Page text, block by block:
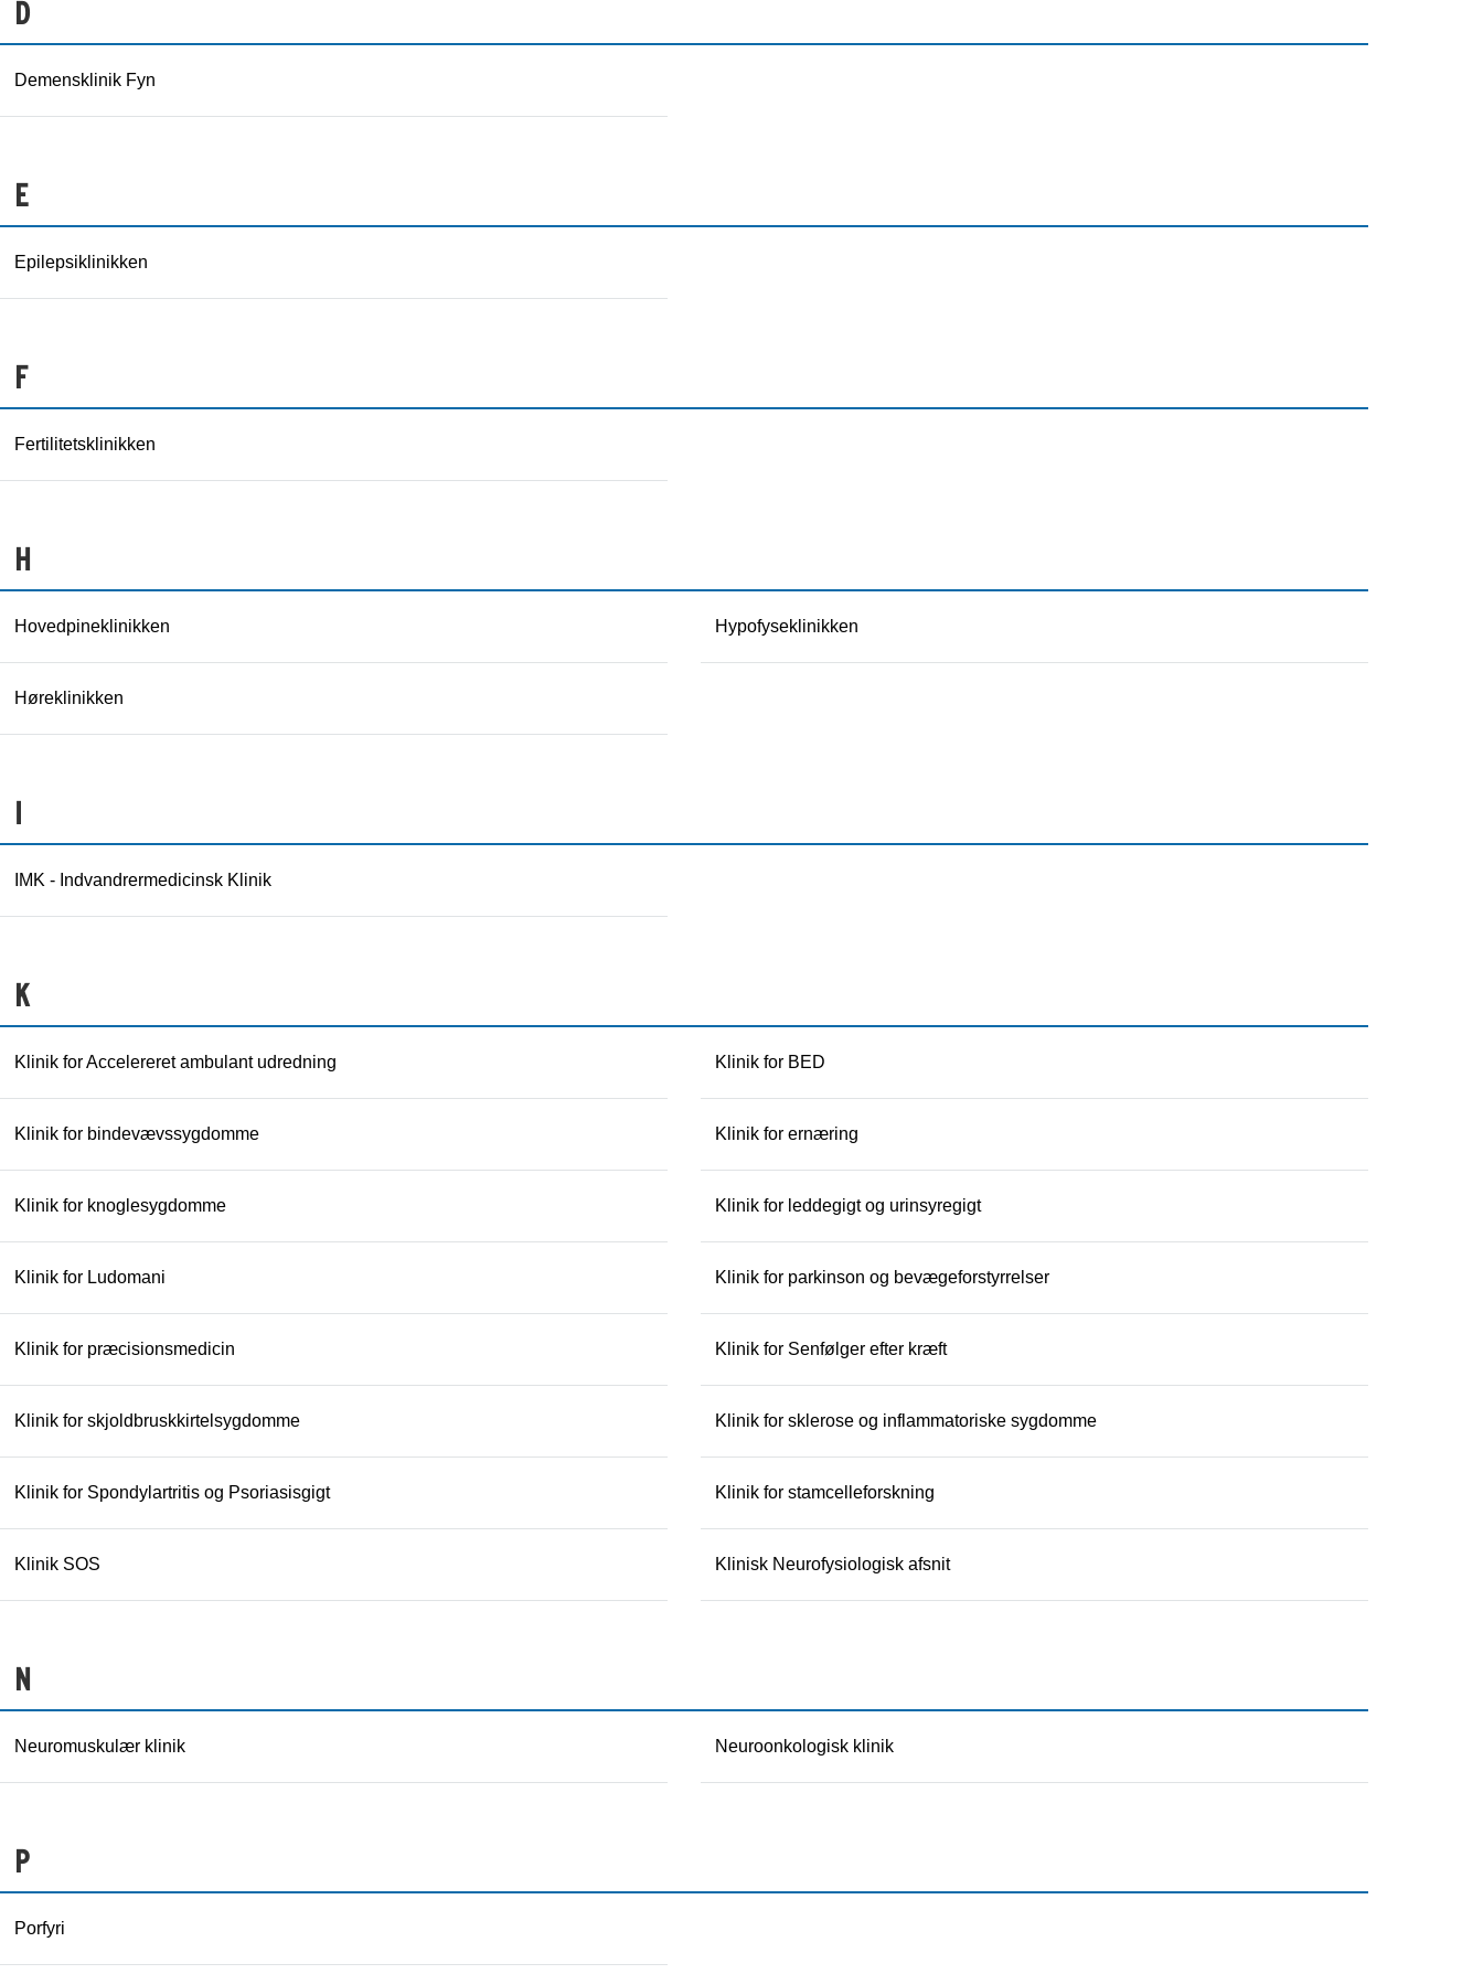
D
Demensklinik Fyn
E
Epilepsiklinikken
F
Fertilitetsklinikken
H
Hovedpineklinikken Hypofyseklinikken
Høreklinikken
I
IMK - Indvandrermedicinsk Klinik
K
Klinik for Accelereret ambulant udredning Klinik for BED
Klinik for bindevævssygdomme Klinik for ernæring
Klinik for knoglesygdomme Klinik for leddegigt og urinsyregigt
Klinik for Ludomani Klinik for parkinson og bevægeforstyrrelser
Klinik for præcisionsmedicin Klinik for Senfølger efter kræft
Klinik for skjoldbruskkirtelsygdomme Klinik for sklerose og inflammatoriske sygdomme
Klinik for Spondylartritis og Psoriasisgigt Klinik for stamcelleforskning
Klinik SOS Klinisk Neurofysiologisk afsnit
N
Neuromuskulær klinik Neuroonkologisk klinik
P
Porfyri